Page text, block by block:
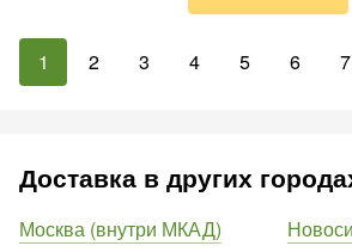
1 2 3 4 5 6 7
Доставка в других
Москва (внутри МКАД)